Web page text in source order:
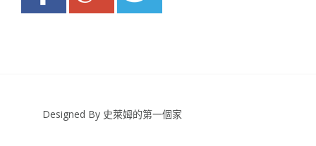
Designed By 史萊姆的第一個家